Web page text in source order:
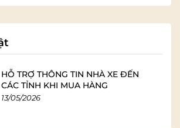
HỖ TRỢ THÔNG TIN NHÀ XE ĐẾN
CÁC TỈNH KHI MUA HÀNG
13/05/2026